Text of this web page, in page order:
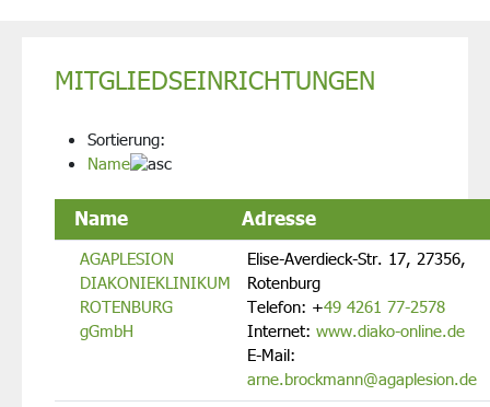
MITGLIEDSEINRICHTUNGEN
Sortierung:
Name
Name Adresse
AGAPLESION
DIAKONIEKLINIKUM
ROTENBURG
gGmbH
Elise-Averdieck-Str. 17, 27356,
Rotenburg
Telefon: +49 4261 77-2578
Internet: www.diako-online.de
E-Mail:
arne.brockmann@agaplesion.de